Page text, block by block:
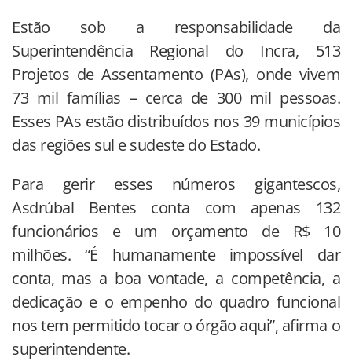
Estão sob a responsabilidade da
Superintendência Regional do Incra, 513
Projetos de Assentamento (PAs), onde vivem
73 mil famílias – cerca de 300 mil pessoas.
Esses PAs estão distribuídos nos 39 municípios
das regiões sul e sudeste do Estado.
Para gerir esses números gigantescos,
Asdrúbal Bentes conta com apenas 132
funcionários e um orçamento de R$ 10
milhões. “É humanamente impossível dar
conta, mas a boa vontade, a competência, a
dedicação e o empenho do quadro funcional
nos tem permitido tocar o órgão aqui”, afirma o
superintendente.